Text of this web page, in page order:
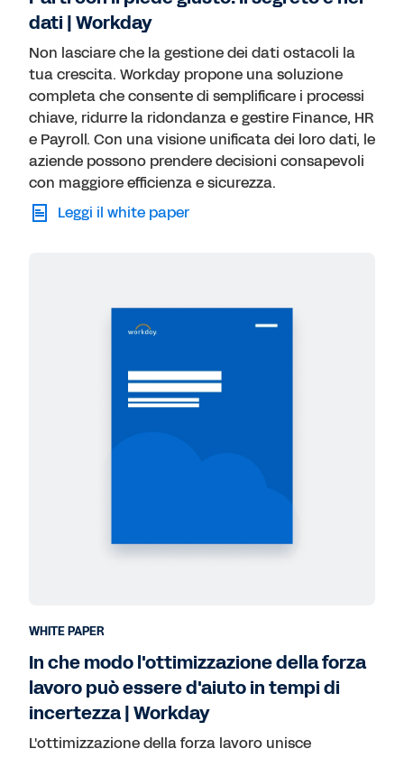
dati | Workday
Non lasciare che la gestione dei dati ostacoli la
tua crescita. Workday propone una soluzione
completa che consente di semplificare i processi
chiave, ridurre la ridondanza e gestire Finance, HR
e Payroll. Con una visione unificata dei loro dati, le
aziende possono prendere decisioni consapevoli
con maggiore efficienza e sicurezza.
Leggi il white paper
WHITE PAPER
In che modo l'ottimizzazione della forza
lavoro può essere d'aiuto in tempi di
incertezza | Workday
L'ottimizzazione della forza lavoro unisce